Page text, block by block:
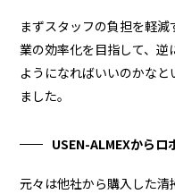
まずスタッフの負担を軽
業の効率化を目指して、
ようになればいいのかな
ました。
USEN-ALMEXからロ
元々は他社から購入した